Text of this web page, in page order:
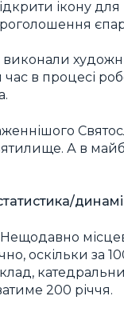
ікону для
в процесі
А в
оскільки за
200 річчя.